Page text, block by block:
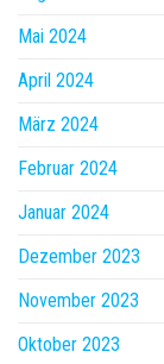
Mai 2024
April 2024
März 2024
Februar 2024
Januar 2024
Dezember 2023
November 2023
Oktober 2023